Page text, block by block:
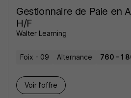
Gestionnaire de Paie en
H/F
Walter Learning
Foix - 09 Alternance 760 - 1
Voir l’offre